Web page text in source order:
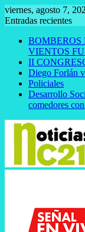
Saltar
al
viernes, agosto 7,
Entradas recientes
BOMBEROS
VIENTOS
II
Diego Forlán
Policiales
Desarrollo
comedores